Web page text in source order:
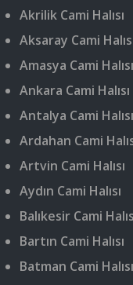
Akrilik Cami Halısı
Aksaray Cami
Amasya Cami Halısı
Ankara Cami Halısı
Antalya Cami Halısı
Ardahan Cami
Artvin Cami Halısı
Aydın Cami Halısı
Balıkesir Cami
Bartın Cami Halısı
Batman Cami Halısı